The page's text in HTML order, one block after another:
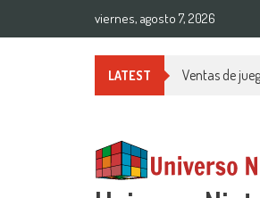
viernes, agosto 7, 2026
LATEST Ventas de